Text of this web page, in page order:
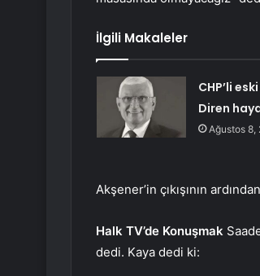
İlgili Makaleler
CHP’li
Diren
Ağustos 8,
Akşener’in çıkışının
Halk TV’de Konuşmak
dedi. Kaya dedi ki: